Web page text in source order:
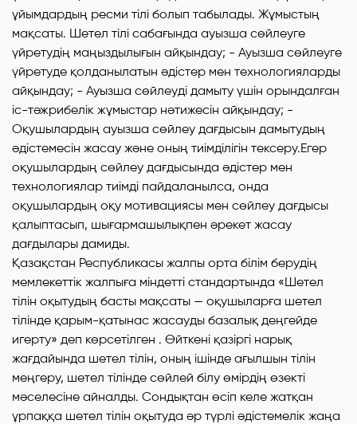
ұйымдардың ресми тілі болып табылады. Жұмыстың
мақсаты. Шетел тілі сабағында ауызша сөйлеуге
үйретудің маңыздылығын айқындау; - Ауызша сөйлеуге
үйретуде қолданылатын әдістер мен технологияларды
айқындау; - Ауызша сөйлеуді дамыту үшін орындалған
іс-тәжрибелік жұмыстар нәтижесін айқындау; -
Оқушылардың ауызша сөйлеу дағдысын дамытудың
әдістемесін жасау және оның тиімділігін тексеру.Егер
оқушылардың сөйлеу дағдысында әдістер мен
технологиялар тиімді пайдаланылса, онда
оқушылардың оқу мотивациясы мен сөйлеу дағдысы
қалыптасып, шығармашылықпен әрекет жасау
дағдылары дамиды.
Қазақстан Республикасы жалпы орта білім берудің
мемлекеттік жалпыға міндетті стандартында «Шетел
тілін оқытудың басты мақсаты — оқушыларға шетел
тілінде қарым-қатынас жасауды базалық деңгейде
игерту» деп көрсетілген . Өйткені қазіргі нарық
жағдайында шетел тілін, оның ішінде ағылшын тілін
меңгеру, шетел тілінде сөйлей білу өмірдің өзекті
мəселесіне айналды. Сондықтан өсіп келе жатқан
ұрпаққа шетел тілін оқытуда əр түрлі əдістемелік жаңа